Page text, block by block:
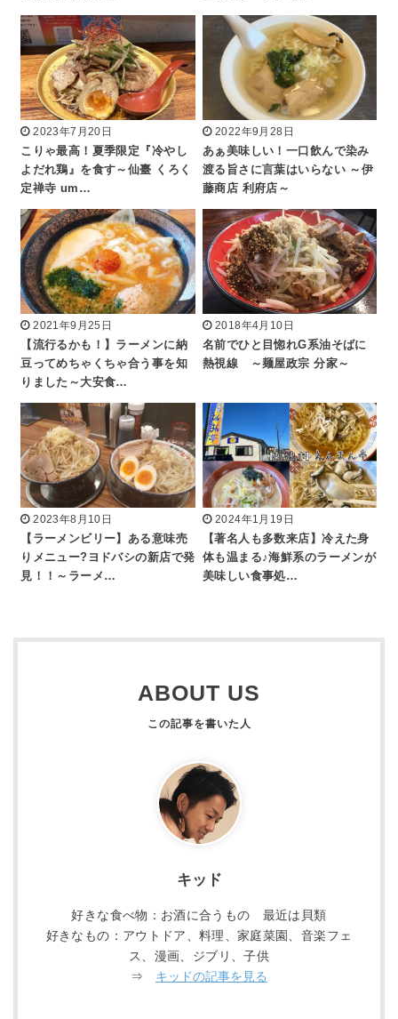
2023年7月20日
こりゃ最高！夏季限定『冷やし
よだれ鶏』を食す～仙臺 くろく
定禅寺 um…
2022年9月28日
あぁ美味しい！一口飲んで染み
渡る旨さに言葉はいらない ～伊
藤商店 利府店～
2021年9月25日
【流行るかも！】ラーメンに納
豆ってめちゃくちゃ合う事を知
りました～大安食…
2018年4月10日
名前でひと目惚れG系油そばに
熱視線 ～麺屋政宗 分家～
2023年8月10日
【ラーメンビリー】ある意味売
りメニュー?ヨドバシの新店で発
見！！～ラーメ…
2024年1月19日
【著名人も多数来店】冷えた身
体も温まる♪海鮮系のラーメンが
美味しい食事処…
ABOUT US
キッド
好きな食べ物：お酒に合うもの 最近は貝類
好きなもの：アウトドア、料理、家庭菜園、音楽フェ
ス、漫画、ジブリ、子供
⇒ キッドの記事を見る